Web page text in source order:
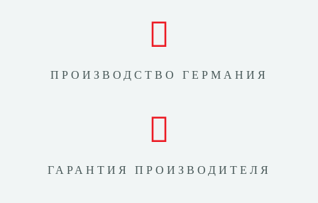
ПРОИЗВОДСТВО ГЕРМАНИЯ
ГАРАНТИЯ ПРОИЗВОДИТЕЛЯ